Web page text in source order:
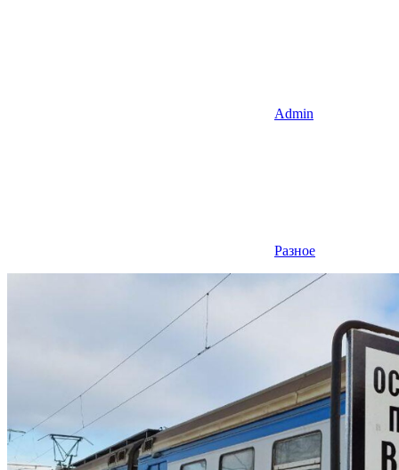
Admin
Разное